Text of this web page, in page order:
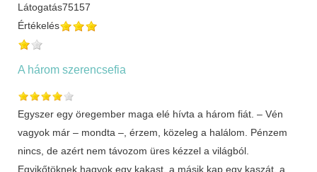
Látogatás75157
Értékelés
A három szerencsefia
Egyszer egy öregember maga elé hívta a három fiát. – Vén
vagyok már – mondta –, érzem, közeleg a halálom. Pénzem
nincs, de azért nem távozom üres kézzel a világból.
Egyikőtöknek hagyok egy kakast, a másik kap egy kaszát, a